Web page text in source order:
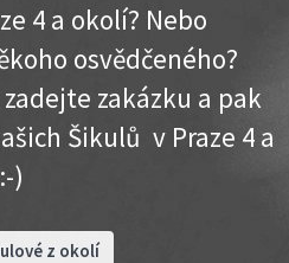
4 a okolí? Nebo
osvědčeného?
zakázku a pak
Šikulů v Praze 4 a
)
z okolí